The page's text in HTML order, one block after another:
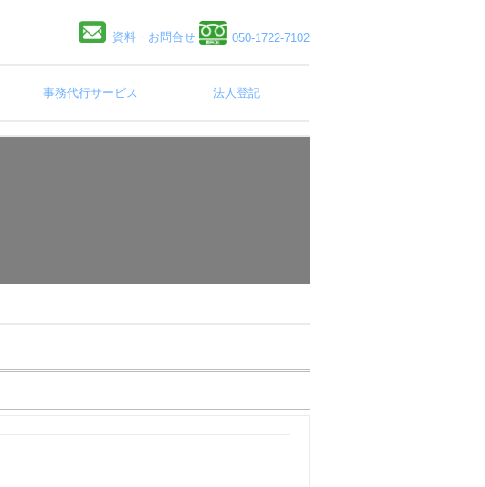
資料・お問合せ 050-1722-7102
事務代行サービス 法人登記